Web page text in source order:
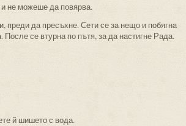
не можеше да повярва.
преди да пресъхне. Сети се за нещо и побягна
се втурна по пътя, за да настигне Рада.
й шишето с вода.